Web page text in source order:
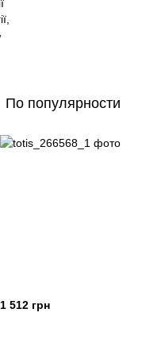
По популярности
1 512 грн